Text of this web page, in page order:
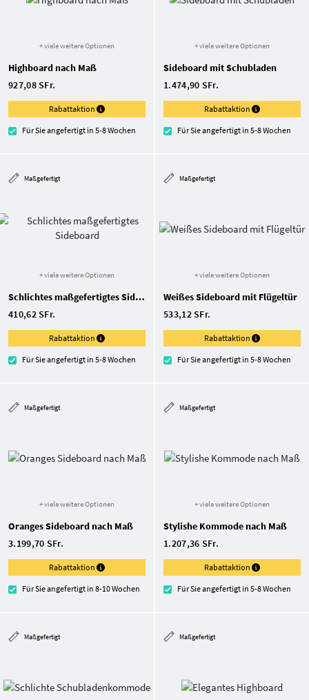
+ viele weitere Optionen
Highboard nach Maß
927,08 SFr.
Rabattaktion
Für Sie angefertigt in 5-8 Wochen
+ viele weitere Optionen
Sideboard mit Schubladen
1.474,90 SFr.
Rabattaktion
Für Sie angefertigt in 5-8 Wochen
Maßgefertigt
+ viele weitere Optionen
Schlichtes maßgefertigtes Sideboard
410,62 SFr.
Rabattaktion
Für Sie angefertigt in 5-8 Wochen
Maßgefertigt
+ viele weitere Optionen
Weißes Sideboard mit Flügeltür
533,12 SFr.
Rabattaktion
Für Sie angefertigt in 5-8 Wochen
Maßgefertigt
+ viele weitere Optionen
Oranges Sideboard nach Maß
3.199,70 SFr.
Rabattaktion
Für Sie angefertigt in 8-10 Wochen
Maßgefertigt
+ viele weitere Optionen
Stylishe Kommode nach Maß
1.207,36 SFr.
Rabattaktion
Für Sie angefertigt in 5-8 Wochen
Maßgefertigt Maßgefertigt